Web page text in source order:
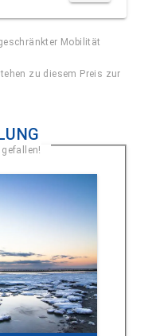
Mobilität
zu diesem Preis zur